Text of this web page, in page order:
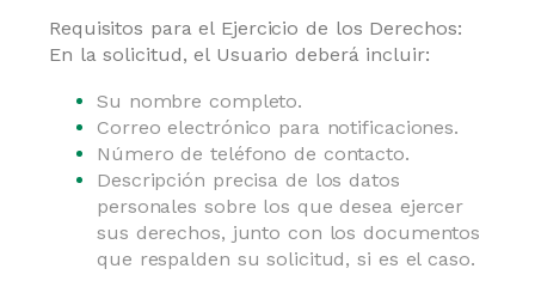
Requisitos para el Ejercicio de los Derechos:
En la solicitud, el Usuario deberá incluir:
Su nombre completo.
Correo electrónico para notificaciones.
Número de teléfono de contacto.
Descripción precisa de los datos
personales sobre los que desea ejercer
sus derechos, junto con los documentos
que respalden su solicitud, si es el caso.